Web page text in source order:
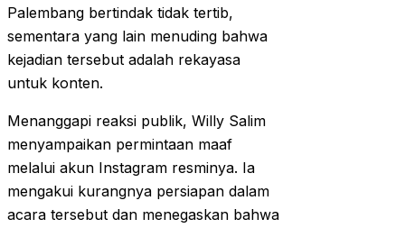
Palembang bertindak tidak tertib,
sementara yang lain menuding bahwa
kejadian tersebut adalah rekayasa
untuk konten.
Menanggapi reaksi publik, Willy Salim
menyampaikan permintaan maaf
melalui akun Instagram resminya. Ia
mengakui kurangnya persiapan dalam
acara tersebut dan menegaskan bahwa